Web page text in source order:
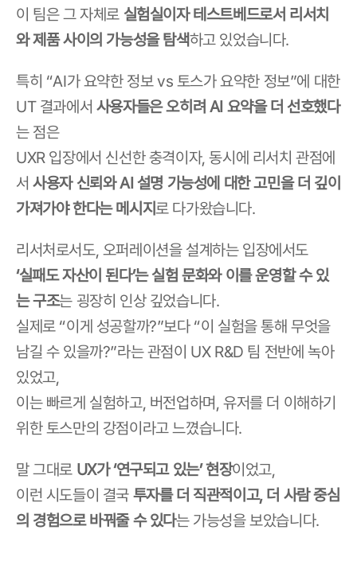
이 팀은 그 자체로 실험실이자 테스트베드로서 리서치
와 제품 사이의 가능성을 탐색하고 있었습니다.
특히 “AI가 요약한 정보 vs 토스가 요약한 정보”에 대한
UT 결과에서 사용자들은 오히려 AI 요약을 더 선호했다
는 점은
UXR 입장에서 신선한 충격이자, 동시에 리서치 관점에
서 사용자 신뢰와 AI 설명 가능성에 대한 고민을 더 깊이
가져가야 한다는 메시지로 다가왔습니다.
리서처로서도, 오퍼레이션을 설계하는 입장에서도
‘실패도 자산이 된다’는 실험 문화와 이를 운영할 수 있
는 구조는 굉장히 인상 깊었습니다.
실제로 “이게 성공할까?”보다 “이 실험을 통해 무엇을
남길 수 있을까?”라는 관점이 UX R&D 팀 전반에 녹아
있었고,
이는 빠르게 실험하고, 버전업하며, 유저를 더 이해하기
위한 토스만의 강점이라고 느꼈습니다.
말 그대로 UX가 ‘연구되고 있는’ 현장이었고,
이런 시도들이 결국 투자를 더 직관적이고, 더 사람 중심
의 경험으로 바꿔줄 수 있다는 가능성을 보았습니다.